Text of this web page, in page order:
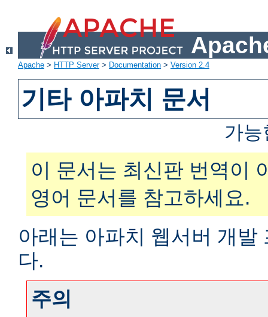
Apache > HTTP Server> Documentation > Version 2.4
기타 아파치 문서
가
이 문서는 최신판 번역이
영어 문서를 참고하세요.
아래는 아파치 웹서버 개
다.
주의